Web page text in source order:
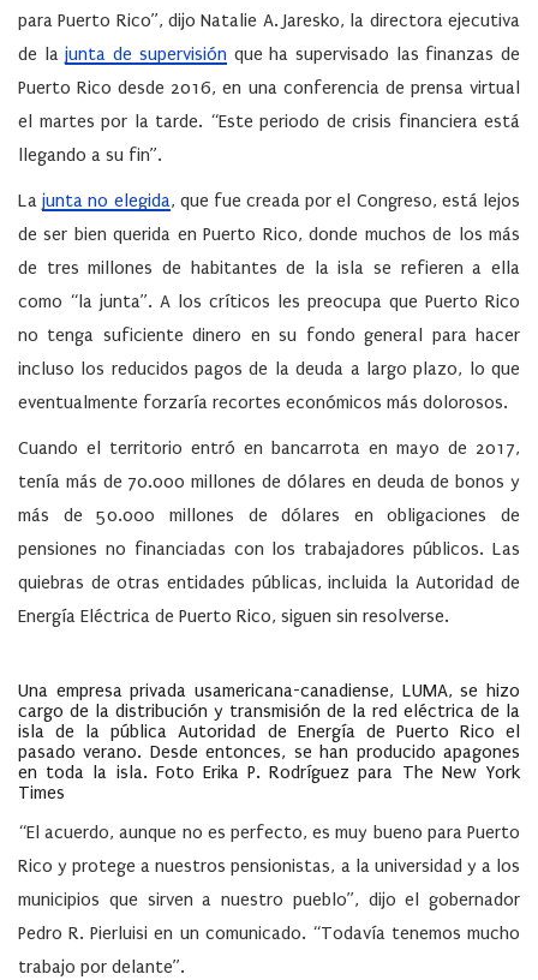
para Puerto Rico”, dijo Natalie A. Jaresko, la directora ejecutiva
de lajunta de supervisiónque ha supervisado las finanzas de
Puerto Rico desde 2016, en una conferencia de prensa virtual
el martes por la tarde. “Este periodo de crisis financiera está
llegando a su fin”.
Lajunta no elegida, que fue creada por el Congreso, está lejos
de ser bien querida en Puerto Rico, donde muchos de los más
de tres millones de habitantes de la isla se refieren a ella
como “la junta”. A los críticos les preocupa que Puerto Rico
no tenga suficiente dinero en su fondo general para hacer
incluso los reducidos pagos de la deuda a largo plazo, lo que
eventualmente forzaría recortes económicos más dolorosos.
Cuando el territorio entró en bancarrota en mayo de 2017,
tenía más de 70.000 millones de dólares en deuda de bonos y
más de 50.000 millones de dólares en obligaciones de
pensiones no financiadas con los trabajadores públicos. Las
quiebras de otras entidades públicas, incluida la Autoridad de
Energía Eléctrica de Puerto Rico, siguen sin resolverse.
Una empresa privada usamericana-canadiense, LUMA, se hizo
cargo de la distribución y transmisión de la red eléctrica de la
isla de la pública Autoridad de Energía de Puerto Rico el
pasado verano. Desde entonces, se han producido apagones
en toda la isla. Foto Erika P. Rodríguez para The New York
Times
“El acuerdo, aunque no es perfecto, es muy bueno para Puerto
Rico y protege a nuestros pensionistas, a la universidad y a los
municipios que sirven a nuestro pueblo”, dijo el gobernador
Pedro R. Pierluisi en un comunicado. “Todavía tenemos mucho
trabajo por delante”.